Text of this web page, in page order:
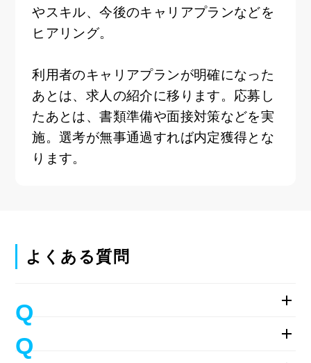
やスキル、今後のキャリアプランなどを
ヒアリング。
利用者のキャリアプランが明確になった
あとは、求人の紹介に移ります。応募し
たあとは、書類準備や面接対策などを実
施。選考が無事通過すれば内定獲得とな
ります。
よくある質問